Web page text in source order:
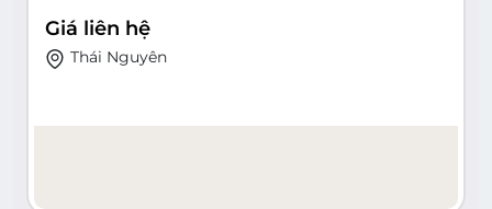
Giá liên hệ
Thái Nguyên